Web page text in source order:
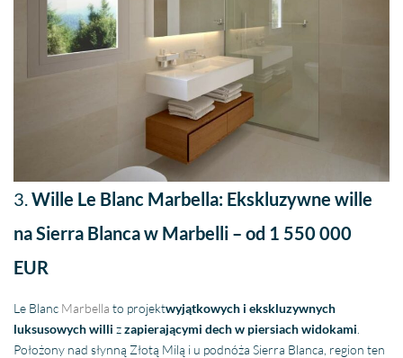
3.Wille Le Blanc Marbella: Ekskluzywne wille
na Sierra Blanca w Marbelli – od 1 550 000
EUR
Le Blanc Marbella to projektwyjątkowych i ekskluzywnych
luksusowych willizzapierającymi dech w piersiach widokami
Położony nad słynną Złotą Milą i u podnóża Sierra Blanca, region ten